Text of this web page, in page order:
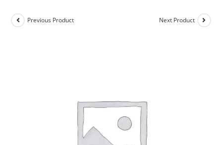
Previous Product Next Product